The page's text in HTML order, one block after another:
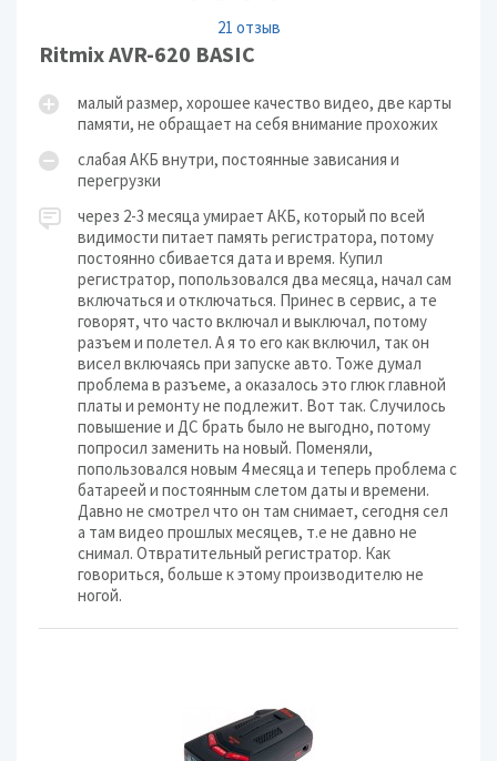
21 отзыв
Ritmix AVR-620 BASIC
малый размер, хорошее качество видео, две карты
памяти, не обращает на себя внимание прохожих
слабая АКБ внутри, постоянные зависания и
перегрузки
через 2-3 месяца умирает АКБ, который по всей
видимости питает память регистратора, потому
постоянно сбивается дата и время. Купил
регистратор, попользовался два месяца, начал сам
включаться и отключаться. Принес в сервис, а те
говорят, что часто включал и выключал, потому
разъем и полетел. А я то его как включил, так он
висел включаясь при запуске авто. Тоже думал
проблема в разъеме, а оказалось это глюк главной
платы и ремонту не подлежит. Вот так. Случилось
повышение и ДС брать было не выгодно, потому
попросил заменить на новый. Поменяли,
попользовался новым 4 месяца и теперь проблема с
батареей и постоянным слетом даты и времени.
Давно не смотрел что он там снимает, сегодня сел
а там видео прошлых месяцев, т.е не давно не
снимал. Отвратительный регистратор. Как
говориться, больше к этому производителю не
ногой.